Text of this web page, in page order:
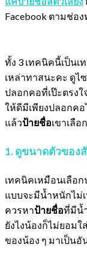
Facebook ตามช่อ
ทั้ง 3 เทคนิคนี้เป็น
เหล่าทาสนะคะ ดูไ
ปลอกคอที่เป๊ะตรง
ให้ดีมีเพียงปลอกค
แล้วป้ายชื่อเขาเลื
1. ดูขนาดตัวของ
เทคนิคเหมือนเลือ
แบบจะมีน้ำหนักไม่
ควรหาป้ายชื่อที่มีน้
ยังไงน้องก็ไม่ยอม
ของน้อง ๆ มาเป็น